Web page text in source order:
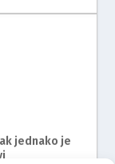
jednako je